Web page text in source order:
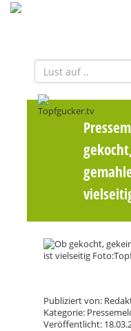
Publiziert von:
Kategorie:
Veröffentlicht: